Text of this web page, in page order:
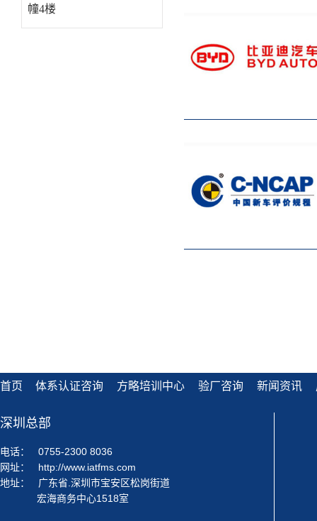
幢4楼
首页 体系认证咨询 方略培训中心 验厂咨询 新闻资讯
深圳总部
电话：
0755-2300 8036
网址：
http://www.iatfms.com
地址：
广东省.深圳市宝安区松岗街道
宏海商务中心1518室